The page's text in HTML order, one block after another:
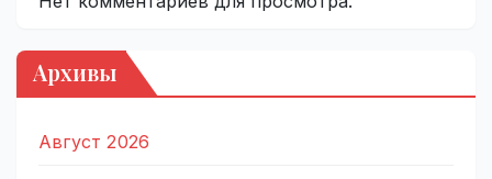
Архивы
Август 2026